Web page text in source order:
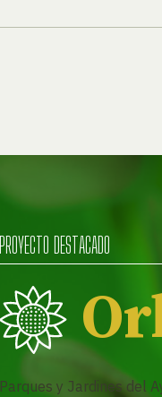
PROYECTO DESTACADO
Parques y Jardines del